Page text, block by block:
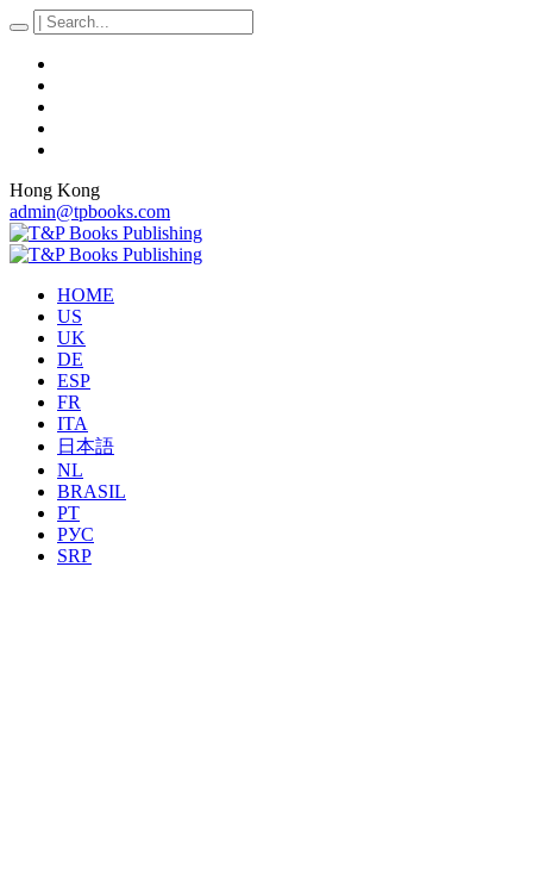
Hong Kong
admin@tpbooks.com
HOME
US
UK
DE
ESP
FR
ITA
日本語
NL
BRASIL
PT
РУС
SRP